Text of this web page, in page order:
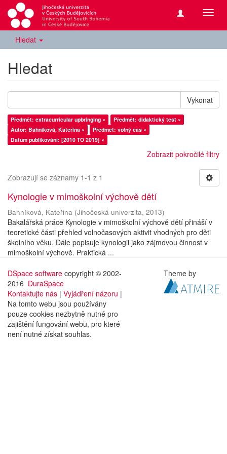
Hledat
Hledat
Vykonat
Předmět: extracurricular upbringing ×
Předmět: didaktický test ×
Autor: Bahníková, Kateřina ×
Předmět: volný čas ×
Datum publikování: [2010 TO 2019] ×
Zobrazit pokročilé filtry
Zobrazují se záznamy 1-1 z 1
Kynologie v mimoškolní výchově dětí
Bahníková, Kateřina (Jihočeská univerzita, 2013)
Bakalářská práce Kynologie v mimoškolní výchově dětí přináší v
teoretické části přehled volnočasových aktivit vhodných pro děti
školního věku. Dále popisuje kynologii jako zájmovou činnost v
mimoškolní výchově. Praktická ...
DSpace software copyright © 2002-
2016 DuraSpace
Kontaktujte nás | Vyjádření názoru |
Na tomto webu jsou používány
pouze cookies nezbytně nutné pro
zajištění fungování webu, pro které
není nutné získat souhlas.
Theme by